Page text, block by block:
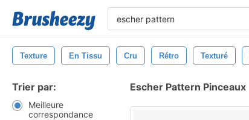
Texture En Tissu Cru Rétro Texturé
Trier par:
Meilleure
correspondance
Escher Pattern Pinceaux